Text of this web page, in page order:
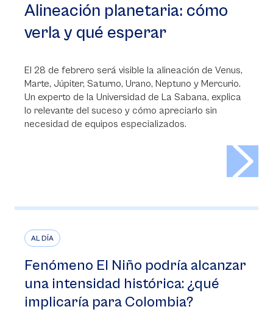
Alineación planetaria: cómo
verla y qué esperar
El 28 de febrero será visible la alineación de Venus,
Marte, Júpiter, Saturno, Urano, Neptuno y Mercurio.
Un experto de la Universidad de La Sabana, explica
lo relevante del suceso y cómo apreciarlo sin
necesidad de equipos especializados.
AL DÍA
Fenómeno El Niño podría alcanzar
una intensidad histórica: ¿qué
implicaría para Colombia?